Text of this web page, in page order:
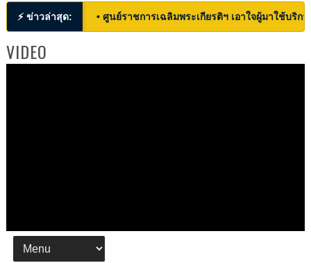
⚡ ข่าวล่าสุด: • ศูนย์ราชการเฉลิมพระเกียรติฯ เอาใจผู้มาใช้บริก
VIDEO